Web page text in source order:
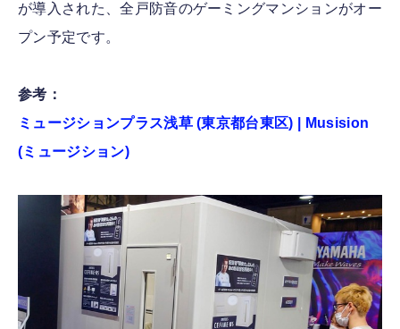
が導入された、全戸防音のゲーミングマンションがオー
プン予定です。
参考：
ミュージションプラス浅草 (東京都台東区) | Musision
(ミュージション)